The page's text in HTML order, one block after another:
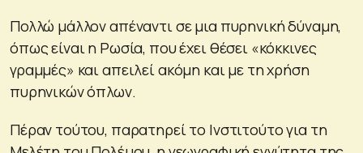
Πολλώ μάλλον απέναντι σε μια πυρηνική δύναμη,
όπως είναι η Ρωσία, που έχει θέσει «κόκκινες
γραμμές» και απειλεί ακόμη και με τη χρήση
πυρηνικών όπλων.
Πέραν τούτου, παρατηρεί το Ινστιτούτο για τη